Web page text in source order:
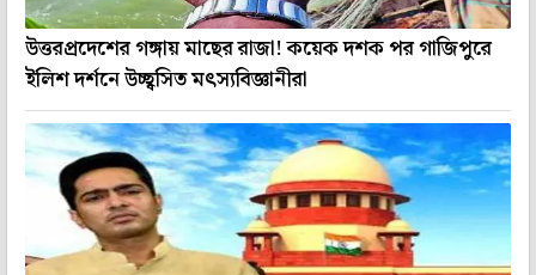
উত্তরপ্রদেশের গঙ্গায় মাছের রাজা! কয়েক দশক পর গাজিপুরে
ইলিশ দর্শনে উচ্ছ্বসিত মৎস্যবিজ্ঞানীরা